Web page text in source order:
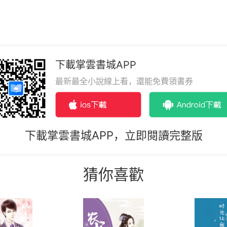
下載掌雲書城APP
最新最全小說線上看，還能免費領書券
下載掌雲書城APP，立即閱讀完整版
猜你喜歡